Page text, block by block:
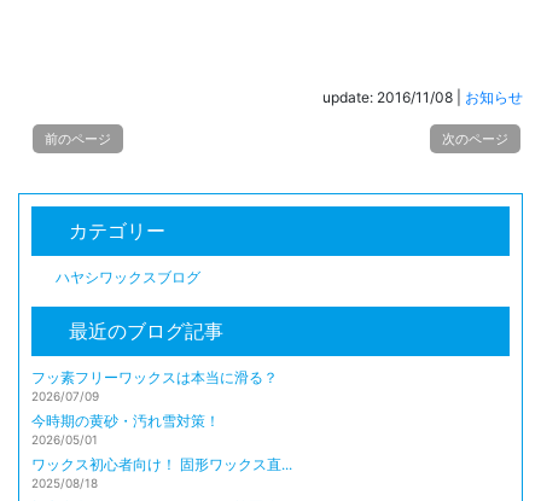
update: 2016/11/08 お知らせ
前のページ 次のページ
カテゴリー
ハヤシワックスブログ
最近のブログ記事
フッ素フリーワックスは本当に滑る？
2026/07/09
今時期の黄砂・汚れ雪対策！
2026/05/01
ワックス初心者向け！ 固形ワックス直...
2025/08/18